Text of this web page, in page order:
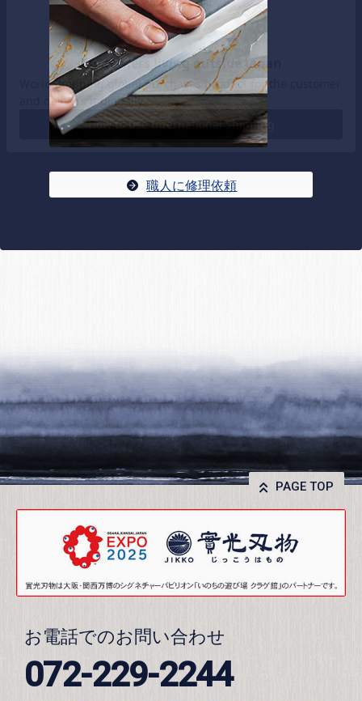
職人に修理依頼
PAGE TOP
お電話でのお問い合わせ
072-229-2244